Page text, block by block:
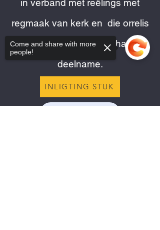
in verband met reëlings met
regmaak van kerk en die orrelis
ten opsigte van hom/haar
deelname.
INLIGTING STUK
Come and share with more
people!